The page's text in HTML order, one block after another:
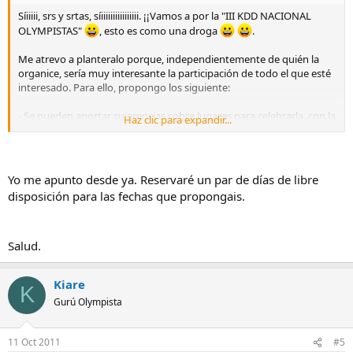
Síiiiii, srs y srtas, síiiiiiiiiiiiiiiii. ¡¡Vamos a por la "III KDD NACIONAL
OLYMPISTAS"
, esto es como una droga
.
Me atrevo a planteralo porque, independientemente de quién la
organice, sería muy interesante la participación de todo el que esté
interesado. Para ello, propongo los siguiente:
- Se pueden aportar sujerencias sobre lugares para celebrarla, con la
condición de que debe haber un lugar de interés fotográfico,
- Geográficamente, debe estar situada en un punto lo más céntrico
posible, o donde facilite la comunicación para que puedan asistir las
persona más alejadas.
que estemos a un tiempo prudencial de la realización de la KDD que
Por favor, no pongáis ningún lugar que no reuna estas
características
Pensarlo e informaros antes de proponer nada.
Haz clic para expandir...
Yo me apunto desde ya. Reservaré un par de días de libre
disposición para las fechas que propongais.
Salud.
K Kiare
Gurú Olympista
11 Oct 2011 #5